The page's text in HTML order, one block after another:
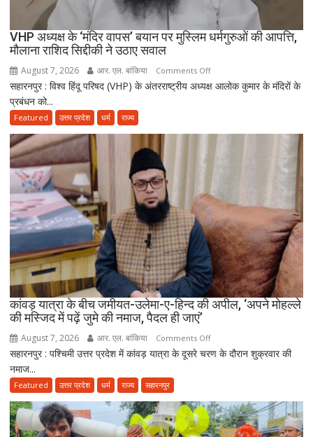
VHP अध्यक्ष के ‘मंदिर वापस’ बयान पर मुस्लिम धर्मगुरुओं की आपत्ति,
मौलाना राशिद सिद्दीकी ने उठाए सवाल
August 7, 2026 आर. एल. बांकिया Comments Offon
VHP
बयान
पर
मुस्लिम
धर्मगुरुओं
की
आपत्ति,
मौलाना
राशिद
सिद्दीकी
ने
सहारनपुर : विश्व हिंदू परिषद (VHP) के अंतरराष्ट्रीय अध्यक्ष आलोक कुमार के मंदिरों के
प्रबंधन को...
Featured उत्तर प्रदेश धर्म राज्य
कांवड़ यात्रा के बीच जमीयत-उलेमा-ए-हिन्द की अपील, ‘अपने मोहल्ले
की मस्जिद में पढ़ें जुमे की नमाज, पैदल ही जाएं’
August 7, 2026 आर. एल. बांकिया Comments Offon
कांवड़
बीच
जमीयत-
उलेमा-
सहारनपुर : पश्चिमी उत्तर प्रदेश में कांवड़ यात्रा के दूसरे चरण के दौरान शुक्रवार की
नमाज...
Featured उत्तर प्रदेश धर्म राज्य सहारनपुर